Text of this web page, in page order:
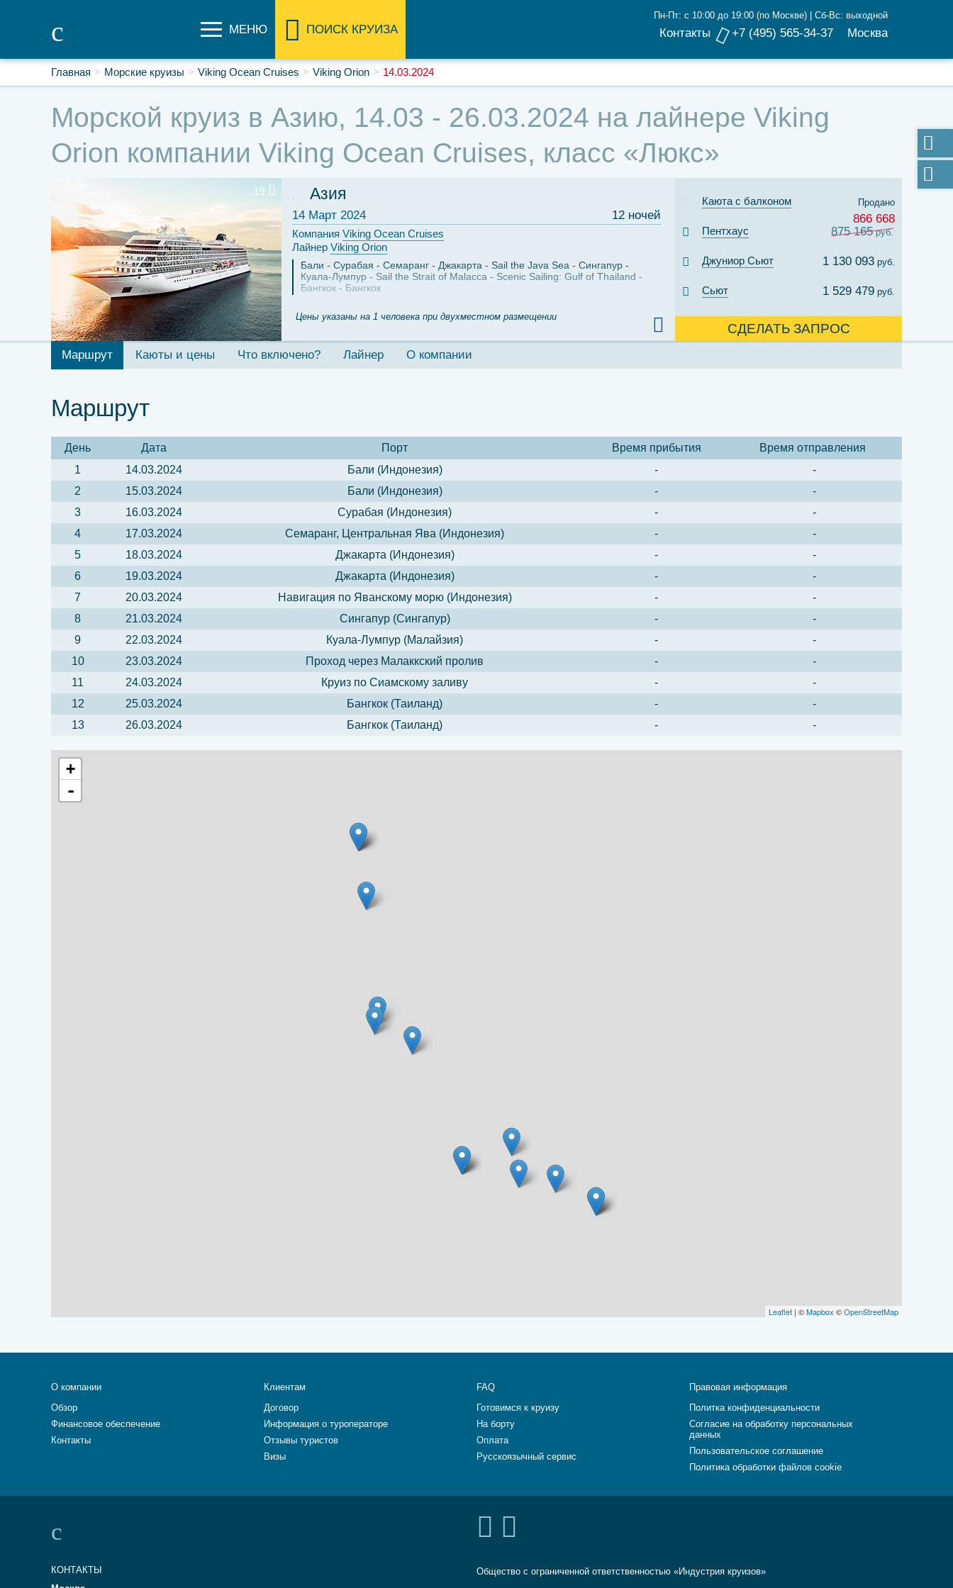
МЕНЮ ПОИСК КРУИЗА Контакты
Пн-Пт: с 10:00 до 19:00 (по Москве) | Сб-Вс: выходной
+7 (495) 565-34-37 Москва
Главная Морские круизы Viking Ocean Cruises Viking Orion 14.03.2024
Морской круиз в Азию, 14.03 - 26.03.2024 на лайнере Viking
Orion компании Viking Ocean Cruises, класс «Люкс»
Азия
12 ночей
14 Март 2024
19
Компания Viking Ocean Cruises
Лайнер Viking Orion
Бали Сурабая Семаранг Джакарта Sail the Java Sea
Сингапур
Куала-Лумпур
Sail the Strait of Malacca
Scenic Sailing: Gulf of Thailand
Бангкок
Бангкок
Цены указаны на 1 человека при двухместном размещении
Каюта с балконом Продано
Пентхаус
866 668
875 165руб.
Джуниор Сьют 1 130 093 руб.
Сьют 1 529 479 руб.
СДЕЛАТЬ ЗАПРОС
Маршрут Каюты и цены Что включено? Лайнер О компании
Маршрут
День Дата Порт Время прибытия
Время отправления
1
14.03.2024 Бали (Индонезия) -
-
2
15.03.2024 Бали (Индонезия) -
-
3
16.03.2024 Сурабая (Индонезия) -
-
4
17.03.2024 Семаранг, Центральная Ява (Индонезия) -
-
5
18.03.2024 Джакарта (Индонезия) -
-
6
19.03.2024 Джакарта (Индонезия) -
-
7
20.03.2024 Навигация по Яванскому морю (Индонезия) -
-
8
21.03.2024 Сингапур (Сингапур) -
-
9
22.03.2024 Куала-Лумпур (Малайзия) -
-
10
23.03.2024 Проход через Малаккский пролив -
-
11
24.03.2024 Круиз по Сиамскому заливу -
-
12
25.03.2024 Бангкок (Таиланд) -
-
13
26.03.2024 Бангкок (Таиланд) - -
+
-
Leaflet | ©Mapbox ©OpenStreetMap
О компании
Обзор
Финансовое обеспечение
Контакты
Клиентам
Договор
Информация о туроператоре
Отзывы туристов
Визы
FAQ
Готовимся к круизу
На борту
Оплата
Русскоязычный сервис
Правовая информация
Политка конфиденциальности
Согласие на обработку персональных
данных
Пользовательское соглашение
Политика обработки файлов cookie
КОНТАКТЫ
Общество с ограниченной ответственностью «Индустрия круизов»